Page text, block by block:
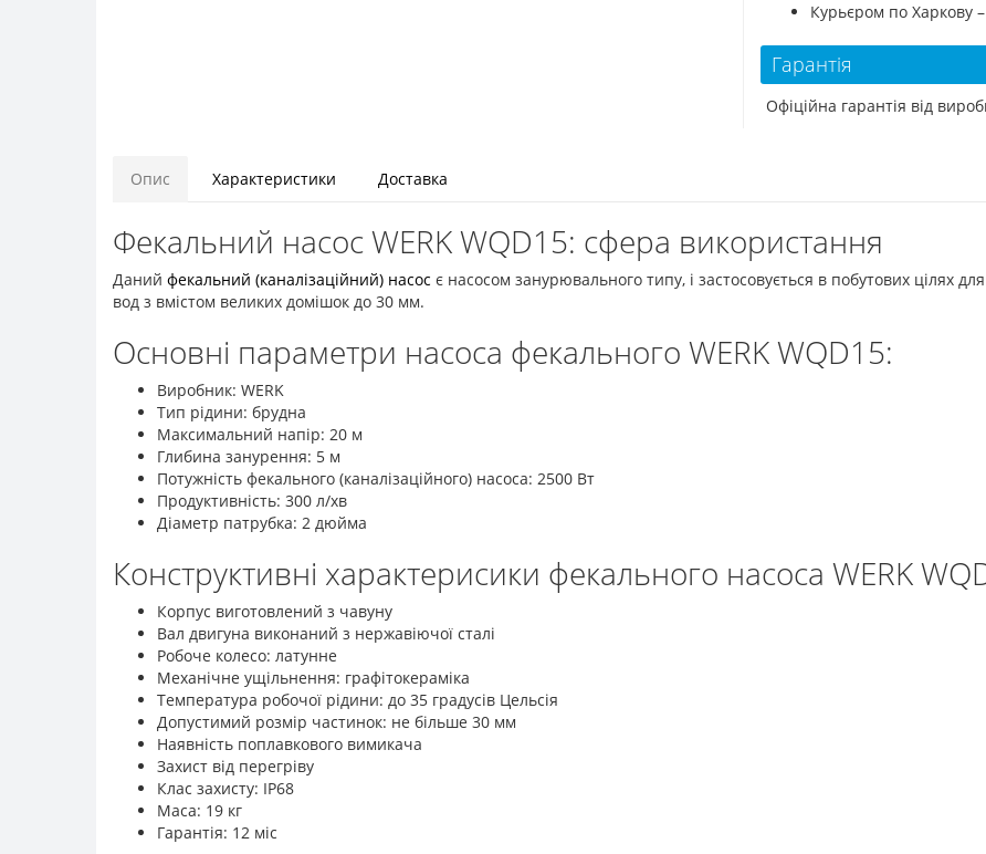
Курьєром по Харкову
Гарантія
Офіційна гарантія від
Опис Характеристики Доставка
Фекальний насос WERK WQD15: сфера використання
Даний фекальний (каналізаційний) насос є насосом занурювального типу, і застосовується в побутових цілях
вод з вмістом великих домішок до 30 мм.
Основні параметри насоса фекального WERK WQD15:
Виробник: WERK
Тип рідини: брудна
Максимальний напір: 20 м
Глибина занурення: 5 м
Потужність фекального (каналізаційного) насоса: 2500 Вт
Продуктивність: 300 л/хв
Діаметр патрубка: 2 дюйма
Конструктивні характерисики фекального насоса WERK
Корпус виготовлений з чавуну
Вал двигуна виконаний з нержавіючої сталі
Робоче колесо: латунне
Механічне ущільнення: графітокераміка
Температура робочої рідини: до 35 градусів Цельсія
Допустимий розмір частинок: не більше 30 мм
Наявність поплавкового вимикача
Захист від перегріву
Клас захисту: IP68
Маса: 19 кг
Гарантія: 12 міс